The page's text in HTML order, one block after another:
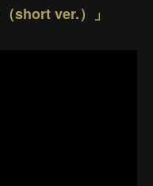
short ver.）」